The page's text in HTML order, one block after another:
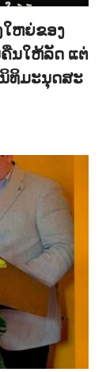
ໃຫຍ່ຂອງ
ນໃຫ້ລັດ ແຕ່
ທິມະນຸດສະ